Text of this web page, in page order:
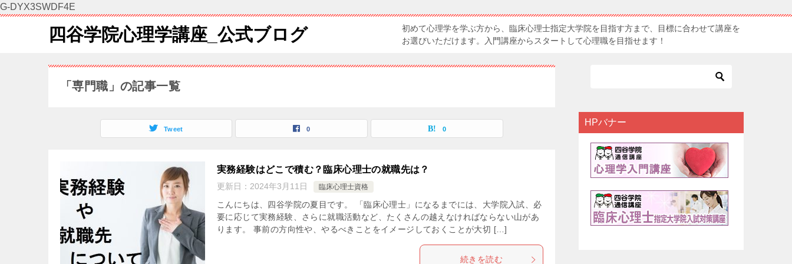
G-DYX3SWDF4E
四谷学院心理学講座_公式ブログ
初めて心理学を学ぶ方から、臨床心理士指定大学院を目指す方まで、目標に合わせて講座を
お選びいただけます。入門講座からスタートして心理職を目指せます！
「専門職」の記事一覧
Tweet 0 0
実務経験はどこで積む？臨床心理士の就職先は？
更新日： 2024年3月11日 臨床心理士資格
こんにちは、四谷学院の夏目です。 「臨床心理士」になるまでには、大学院入試、必
要に応じて実務経験、さらに就職活動など、たくさんの越えなければならない山があ
ります。 事前の方向性や、やるべきことをイメージしておくことが大切 […]
続きを読む
HPバナー